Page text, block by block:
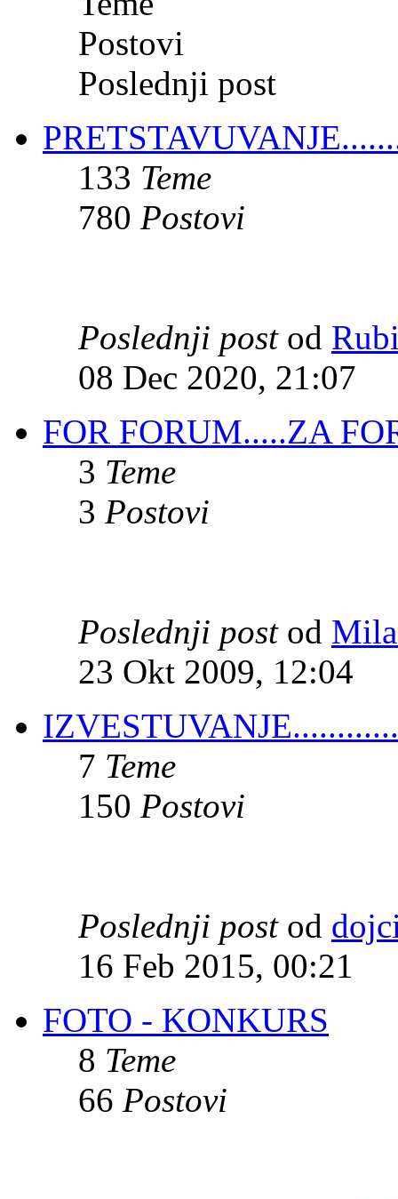
Postovi
Poslednji post
133 Teme
780 Postovi
Poslednji postod
08 Dec 2020, 21:07
FOR FORUM.....ZA
3 Teme
3 Postovi
Poslednji postod
23 Okt 2009, 12:04
7 Teme
150 Postovi
Poslednji postod
16 Feb 2015, 00:21
FOTO - KONKURS
8 Teme
66 Postovi